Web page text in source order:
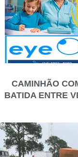
CAMINHÃO
BATIDA ENTRE